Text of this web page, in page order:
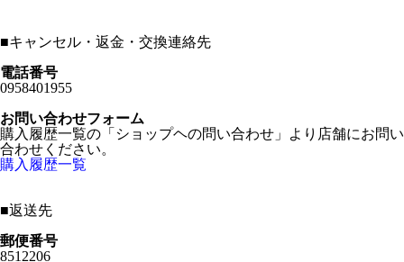
■キャンセル・返金・交換連絡先
電話番号
0958401955
お問い合わせフォーム
購入履歴一覧の「ショップヘの問い合わせ」より店舗にお問い
合わせください。
購入履歴一覧
■返送先
郵便番号
8512206